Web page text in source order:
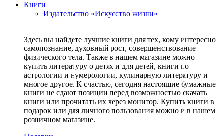
Книги
Издательство «Искусство жизни»
Здесь вы найдете лучшие книги для тех, кому интересно
самопознание, духовный рост, совершенствование
физического тела. Также в нашем магазине можно
купить литературу о детях и для детей, книги по
астрологии и нумерологии, кулинарную литературу и
многое другое. К счастью, сегодня настоящие бумажные
книги не сдают позиции перед возможностью скачать
книги или прочитать их через монитор. Купить книги в
подарок или для личного пользования можно и в нашем
розничном магазине.